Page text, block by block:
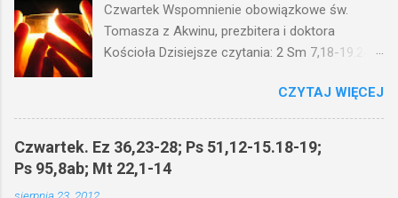
Czwartek Wspomnienie obowiązkowe św.
Tomasza z Akwinu, prezbitera i doktora
Kościoła Dzisiejsze czytania: 2 Sm 7,18-19.24-
(Mk 4,21-25) Jezus mówił ludowi: Czy po to
wnosi się światło, by je postawić pod korcem
na świeczniku? Nie ma bowiem nic ukrytego, co
by nie miało wyjść na jaw. Kto ma uszy do
CZYTAJ WIĘCEJ
Czwartek. Ez 36,23-28; Ps 51,12-15.18-19;
Ps 95,8ab; Mt 22,1-14
sierpnia 23, 2012